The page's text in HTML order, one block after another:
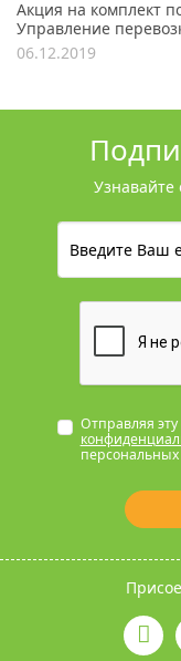
Акция на комплект
Управление
06.12.2019
Введите Ваш
Отправляя